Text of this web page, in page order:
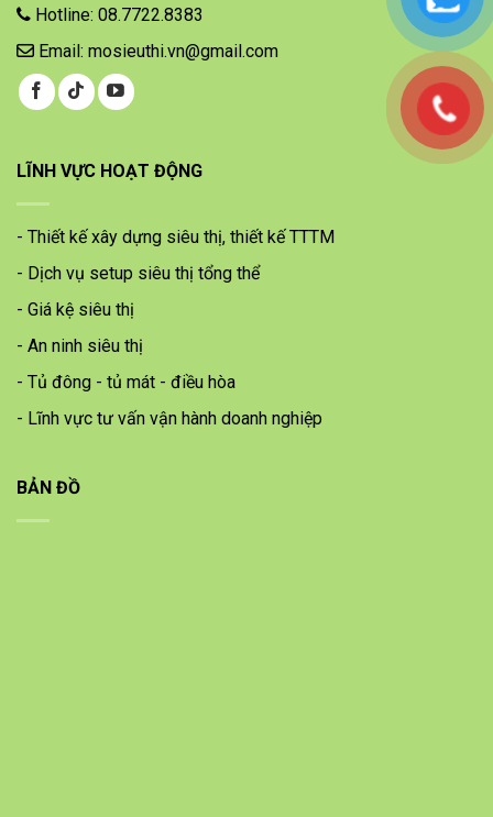
Hotline: 08.7722.8383
Email: mosieuthi.vn@gmail.com
LĨNH VỰC HOẠT ĐỘNG
- Thiết kế xây dựng siêu thị, thiết kế TTTM
- Dịch vụ setup siêu thị tổng thể
- Giá kệ siêu thị
- An ninh siêu thị
- Tủ đông - tủ mát - điều hòa
- Lĩnh vực tư vấn vận hành doanh nghiệp
BẢN ĐỒ